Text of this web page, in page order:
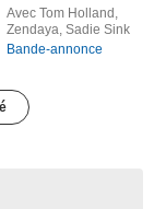
Avec Tom Holland,
Zendaya, Sadie Sink
Bande-annonce